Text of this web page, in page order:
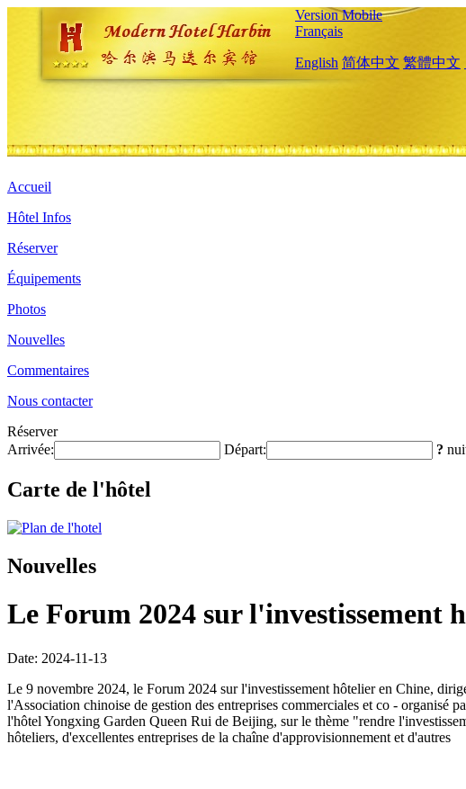
Version Mobile
Français
English 简体中文 繁體中文
Accueil
Hôtel Infos
Réserver
Équipements
Photos
Nouvelles
Commentaires
Nous contacter
Réserver
Arrivée:
Départ: ?
Carte de l'hôtel
Nouvelles
Le Forum 2024 sur l'investissement
Date: 2024-11-13
Le 9 novembre 2024, le Forum 2024 sur l'investissement hôtelier en Chine,
l'Association chinoise de gestion des entreprises commerciales et co - organisé
l'hôtel Yongxing Garden Queen Rui de Beijing, sur le thème "rendre
hôteliers, d'excellentes entreprises de la chaîne d'approvisionnement et d'autres